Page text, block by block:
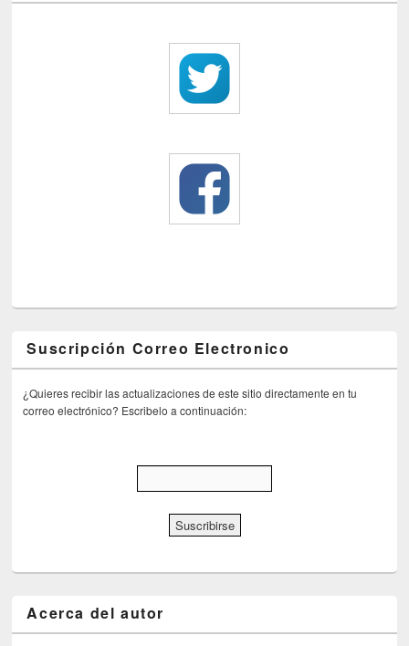
Suscripción Correo Electronico
¿Quieres recibir las actualizaciones de este sitio directamente en tu
correo electrónico? Escribelo a continuación:
Acerca del autor